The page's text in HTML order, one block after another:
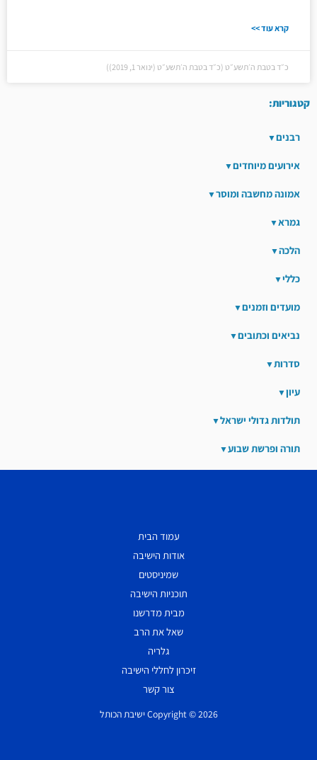
קרא עוד >>
כ״ד בטבת ה׳תשע״ט (כ״ד בטבת ה׳תשע״ט (ינואר 1, 2019))
קטגוריות:
רבנים
אירועים מיוחדים
אמונה מחשבה ומוסר
גמרא
הלכה
כללי
מועדים וזמנים
נביאים וכתובים
סדרות
עיון
תולדות גדולי ישראל
תורה ופרשת שבוע
עמוד הבית
אודות הישיבה
שמיניסטים
תוכניות הישיבה
מבית מדרשנו
שאל את הרב
גלריה
זיכרון לחללי הישיבה
צור קשר
Copyright © 2026 ישיבת הכותל